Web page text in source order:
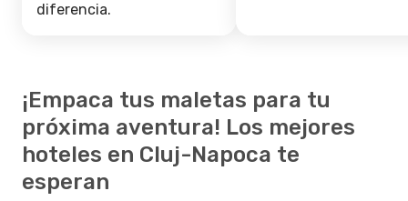
diferencia.
¡Empaca tus maletas para tu
próxima aventura! Los mejores
hoteles en Cluj-Napoca te
esperan